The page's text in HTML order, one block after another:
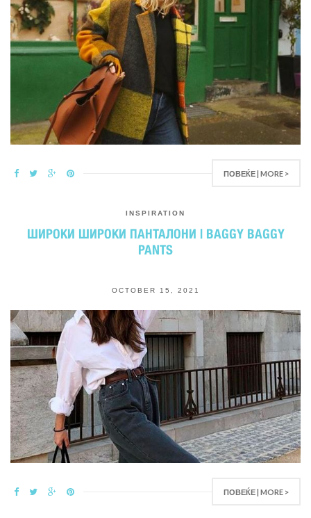
ПОВЕЌЕ | MORE >
INSPIRATION
ШИРОКИ ШИРОКИ ПАНТАЛОНИ | BAGGY BAGGY
PANTS
OCTOBER 15, 2021
ПОВЕЌЕ | MORE >